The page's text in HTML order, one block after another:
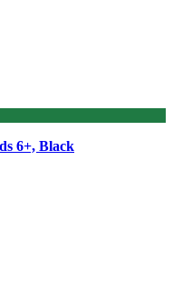
6+, Black